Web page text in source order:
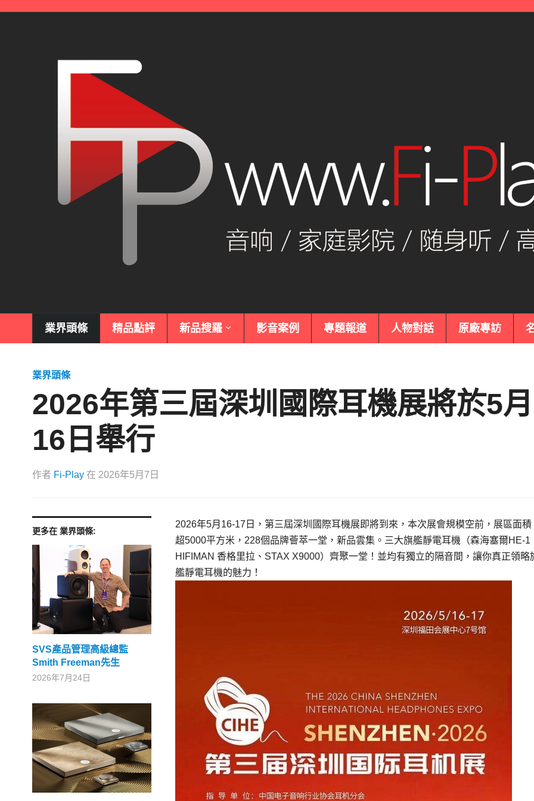
業界頭條 精品點評 新品搜羅 影音案例 專題報道 人物對話 原廠專訪
業界頭條
2026年第三屆深圳國際耳機展將於5月
16日舉行
作者 Fi-Play 在 2026年5月7日
更多在 業界頭條:
SVS產品管理高級總監
Smith Freeman先生
2026年7月24日
2026年5月16-17日，第三屆深圳國際耳機展即將到來，本次展會規模空前，展區面積
超5000平方米，228個品牌薈萃一堂，新品雲集。三大旗艦靜電耳機（森海塞爾HE-1
HIFIMAN 香格里拉、STAX X9000）齊聚一堂！並均有獨立的隔音間，讓你真正領略
艦靜電耳機的魅力！